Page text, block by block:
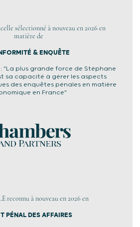
sélectionné à nouveau en 2026 en
matière de
& ENQUÊTE
"La plus grande force de Stéphane
sa capacité à gérer les aspects
des enquêtes pénales en matière
en France"
reconnu à nouveau en 2026 en
PÉNAL DES AFFAIRES